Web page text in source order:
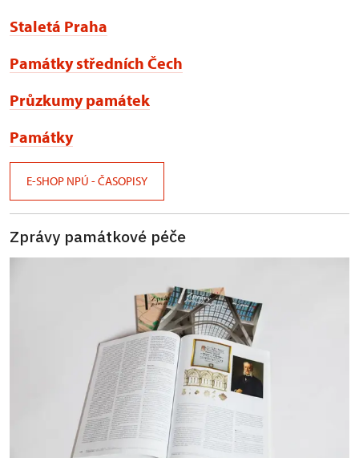
Staletá Praha
Památky středních Čech
Průzkumy památek
Památky
E-SHOP NPÚ - ČASOPISY
Zprávy památkové péče